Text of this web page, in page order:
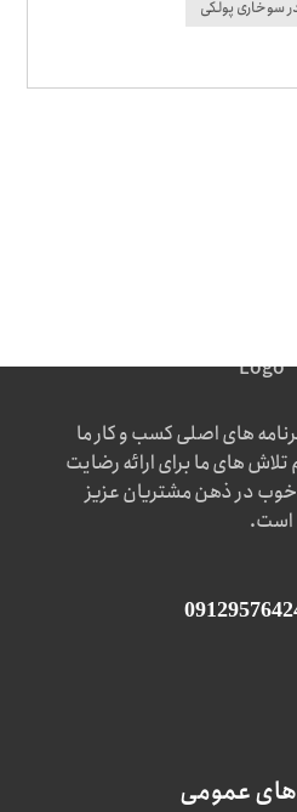
سوخاری پولکی
های اصلی کسب و کار ما
های ما برای ارائه رضایت
در ذهن مشتریان عزیز
است.
عمومی